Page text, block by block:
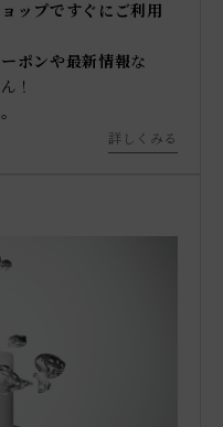
ップですぐにご利用
ポンや最新情報な
！
詳しくみる